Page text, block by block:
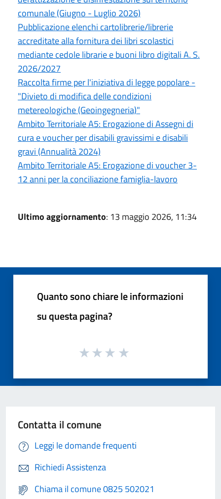
comunale (Giugno - Luglio 2026)
Pubblicazione elenchi cartolibrerie/librerie
accreditate alla fornitura dei libri scolastici
mediante cedole librarie e buoni libro digitali A. S.
2026/2027
Raccolta firme per l'iniziativa di legge popolare -
"Divieto di modifica delle condizioni
metereologiche (Geoingegneria)"
Ambito Territoriale A5: Erogazione di Assegni di
cura e voucher per disabili gravissimi e disabili
gravi (Annualità 2024)
Ambito Territoriale A5: Erogazione di voucher 3-
12 anni per la conciliazione famiglia-lavoro
Ultimo aggiornamento: 13 maggio 2026, 11:34
Quanto sono chiare le informazioni
su questa pagina?
Contatta il comune
Leggi le domande frequenti
Richiedi Assistenza
Chiama il comune 0825 502021